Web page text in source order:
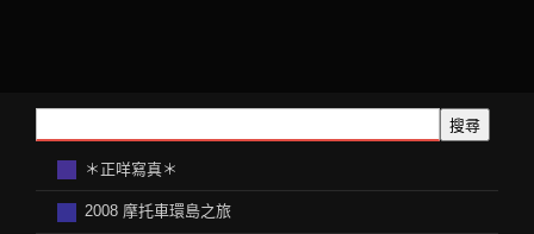
搜尋
＊正咩寫真＊
2008 摩托車環島之旅